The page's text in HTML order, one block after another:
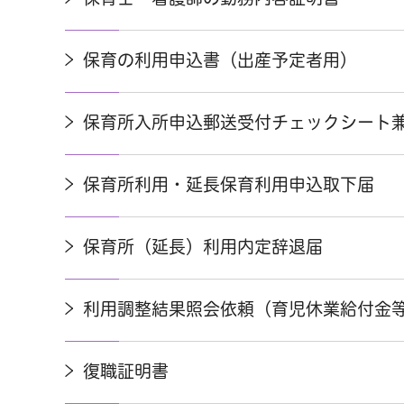
保育の利用申込書（出産予定者用）
保育所入所申込郵送受付チェックシート
保育所利用・延長保育利用申込取下届
保育所（延長）利用内定辞退届
利用調整結果照会依頼（育児休業給付金
復職証明書